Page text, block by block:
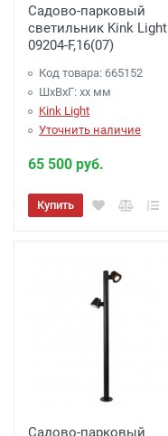
Садово-парковый
светильник Kink Light
09204-F,16(07)
Код товара: 665152
ШхВхГ: xx мм
Kink Light
Уточнить наличие
65 500 руб.
Купить
Садово-парковый